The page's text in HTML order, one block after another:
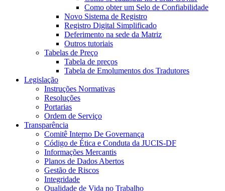
Como obter um Selo de Confiabilidade
Novo Sistema de Registro
Registro Digital Simplificado
Deferimento na sede da Matriz
Outros tutoriais
Tabelas de Preço
Tabela de preços
Tabela de Emolumentos dos Tradutores
Legislação
Instruções Normativas
Resoluções
Portarias
Ordem de Serviço
Transparência
Comitê Interno De Governança
Código de Ética e Conduta da JUCIS-DF
Informações Mercantis
Planos de Dados Abertos
Gestão de Riscos
Integridade
Qualidade de Vida no Trabalho